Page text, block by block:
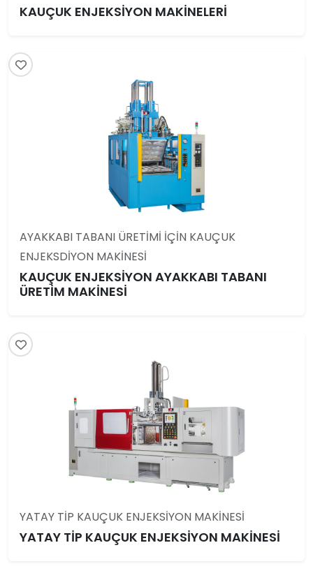
KAUÇUK ENJEKSİYON MAKİNELERİ
AYAKKABI TABANI ÜRETİMİ İÇİN KAUÇUK
ENJEKSDİYON MAKİNESİ
KAUÇUK ENJEKSİYON AYAKKABI TABANI
ÜRETİM MAKİNESİ
YATAY TİP KAUÇUK ENJEKSİYON MAKİNESİ
YATAY TİP KAUÇUK ENJEKSİYON MAKİNESİ